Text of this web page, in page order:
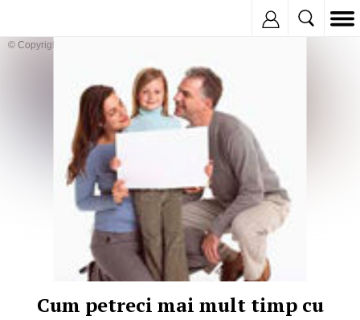
© Copyright:
Cum petreci mai mult timp cu